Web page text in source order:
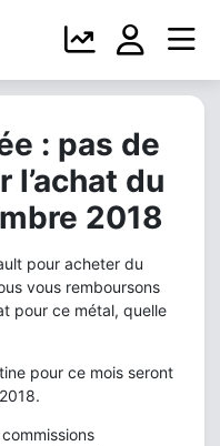
: pas de
du
2018
pour acheter du
vous remboursons
pour ce métal, quelle
pour ce mois seront